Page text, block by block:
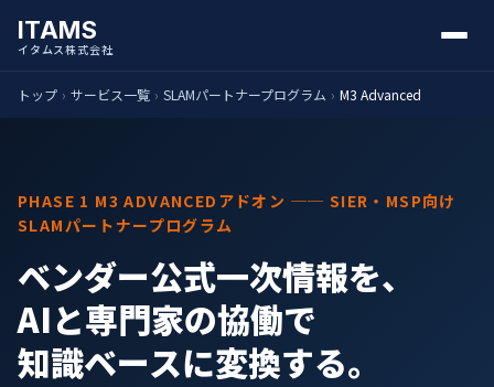
ITAMS
イタムス株式会社
トップ › サービス一覧 › SLAMパートナープログラム › M3 Advanced
PHASE 1 M3 ADVANCEDアドオン ── SIER・MSP向け
SLAMパートナープログラム
ベンダー公式一次情報を、
AIと専門家の協働で
知識ベースに変換する。